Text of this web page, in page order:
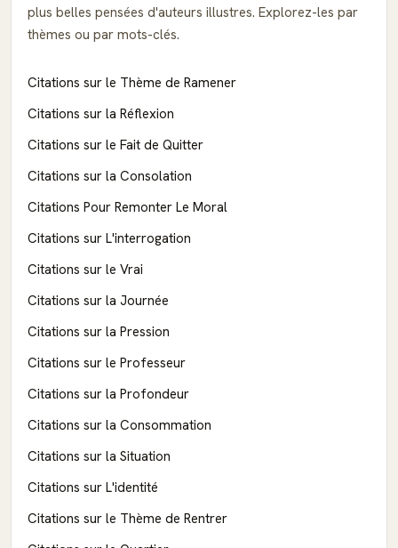
plus belles pensées d'auteurs illustres. Explorez-les par
thèmes ou par mots-clés.
Citations sur le Thème de Ramener
Citations sur la Réflexion
Citations sur le Fait de Quitter
Citations sur la Consolation
Citations Pour Remonter Le Moral
Citations sur L'interrogation
Citations sur le Vrai
Citations sur la Journée
Citations sur la Pression
Citations sur le Professeur
Citations sur la Profondeur
Citations sur la Consommation
Citations sur la Situation
Citations sur L'identité
Citations sur le Thème de Rentrer